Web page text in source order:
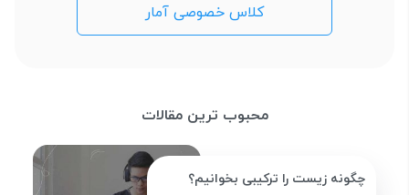
کلاس خصوصی آمار
محبوب ترین مقالات
چگونه زیست را ترکیبی بخوانیم؟